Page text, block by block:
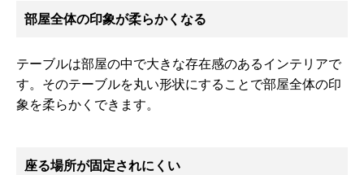
部屋全体の印象が柔らかくなる
テーブルは部屋の中で大きな存在感のあるインテリアで
す。そのテーブルを丸い形状にすることで部屋全体の印
象を柔らかくできます。
座る場所が固定されにくい